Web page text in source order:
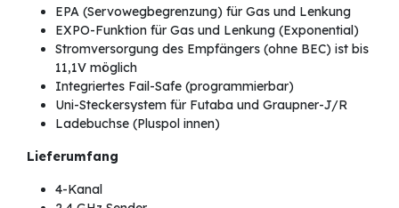
EPA (Servowegbegrenzung) für Gas und Lenkung
EXPO-Funktion für Gas und Lenkung (Exponential)
Stromversorgung des Empfängers (ohne BEC) ist bis
11,1V möglich
Integriertes Fail-Safe (programmierbar)
Uni-Steckersystem für Futaba und Graupner-J/R
Ladebuchse (Pluspol innen)
Lieferumfang
4-Kanal